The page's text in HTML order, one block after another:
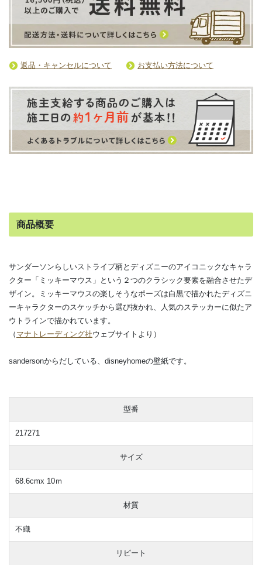
返品・キャンセルについて お支払い方法について
商品概要
サンダーソンらしいストライプ柄とディズニーのアイコニックなキャラ
クター「ミッキーマウス」という２つのクラシック要素を融合させたデ
ザイン。ミッキーマウスの楽しそうなポーズは白黒で描かれたディズニ
ーキャラクターのスケッチから選び抜かれ、人気のステッカーに似たア
ウトラインで描かれています。
（ マナトレーディング社ウェブサイトより）
sandersonからだしている、disneyhomeの壁紙です。
型番
217271
サイズ
68.6cmx 10ｍ
材質
不織
リピート